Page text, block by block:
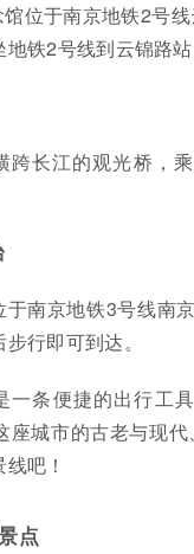
位于南京地铁2号
铁2号线到云锦路站
跨长江的观光桥，
于南京地铁3号线南
行即可到达。
一条便捷的出行工
座城市的古老与现
吧！
点